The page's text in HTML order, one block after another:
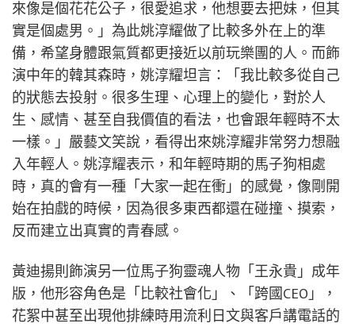
來像是個花花公子，很愛追求，他想要去把妹，但其
實是個處男。」為此姚淳耀做了比較多外在上的準
備，希望身體跟氣質都更接近以前玩樂團的人。而飾
演中年的韓其森時，姚淳耀坦言：「我比較多從自己
的狀態去投射。很多生理、心理上的變化，對於人
生、感情、甚至自我價值的看法，也會跟年輕時不太
一樣。」嚴藝文笑說，看得出來姚淳耀非常努力想融
入年輕人。姚淳耀表示，和年輕時期的馬子狗相處
時，真的會有一種「大家一起在衝」的感覺，像剛開
始在拍戲的時候，因為很多東西都還在碰撞、摸索，
反而建立出真實的青春感。
黃迪揚則飾演另一位馬子狗靈魂人物「王永貴」成年
版，他形容角色是「比較社會化」、「跨國CEO」，
花絮中甚至出現他排練時用流利日文與客戶講電話的